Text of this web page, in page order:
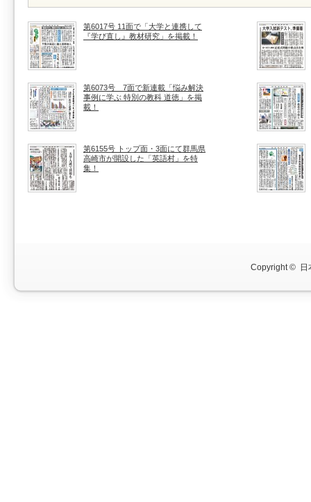
第6017号 11面で「大学と連携して
『学び直し』教材研究」を掲載！
第6073号 7面で新連載「悩み解決
事例に学ぶ 特別の教科 道徳」を掲
載！
第6155号 トップ面・3面にて群馬県
高崎市が開設した「英語村」を特
集！
Copyright © 日